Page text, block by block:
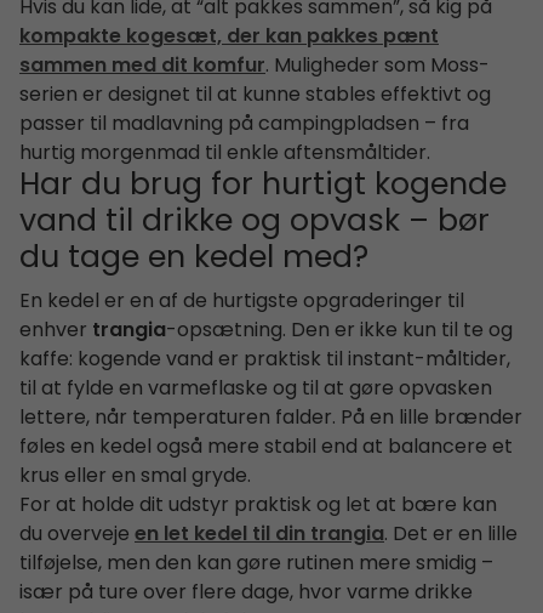
Hvis du kan lide, at “alt pakkes sammen”, så kig på
kompakte kogesæt, der kan pakkes pænt
sammen med dit komfur. Muligheder som Moss-
serien er designet til at kunne stables effektivt og
passer til madlavning på campingpladsen – fra
hurtig morgenmad til enkle aftensmåltider.
Har du brug for hurtigt kogende
vand til drikke og opvask – bør
du tage en kedel med?
En kedel er en af de hurtigste opgraderinger til
enhver trangia-opsætning. Den er ikke kun til te og
kaffe: kogende vand er praktisk til instant-måltider,
til at fylde en varmeflaske og til at gøre opvasken
lettere, når temperaturen falder. På en lille brænder
føles en kedel også mere stabil end at balancere et
krus eller en smal gryde.
For at holde dit udstyr praktisk og let at bære kan
du overvejeen let kedel til din trangia. Det er en lille
tilføjelse, men den kan gøre rutinen mere smidig –
især på ture over flere dage, hvor varme drikke